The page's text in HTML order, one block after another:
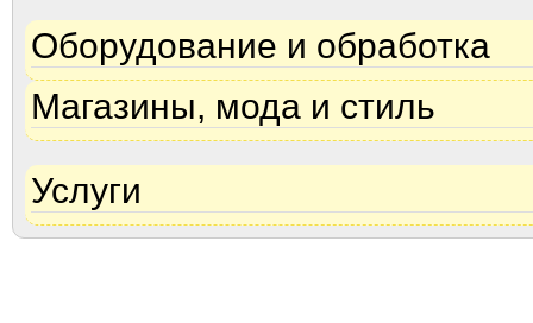
Оборудование и обработка
Магазины, мода и стиль
Услуги